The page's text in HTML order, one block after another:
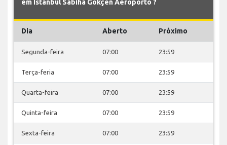
em Istanbul Sabiha Gökçen Aeroporto ?
Dia Aberto Próximo
Segunda-feira 07:00 23:59
Terça-feria 07:00 23:59
Quarta-feira 07:00 23:59
Quinta-feira 07:00 23:59
Sexta-feira 07:00 23:59